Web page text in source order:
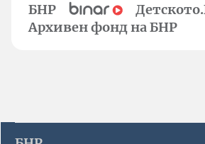
БНР
Архивен фонд на БНР